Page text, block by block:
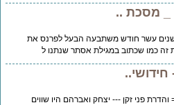
מסכת ..
עשר חודש משתבעה הבעל לפרנס את
שכתוב במגילת אסתר שנתנו ל
והדרת פני זקן --- יצחק ואברהם היו שווים